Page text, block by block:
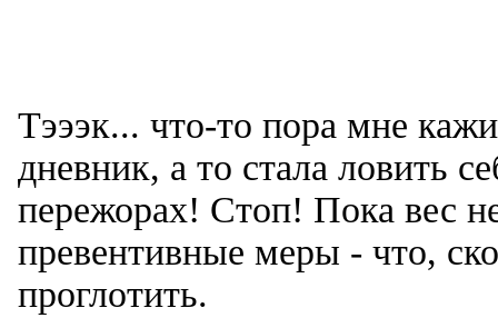
Тэээк... что-то пора мне
дневник, а то стала ловить
пережорах! Стоп! Пока вес
превентивные меры - что,
проглотить.